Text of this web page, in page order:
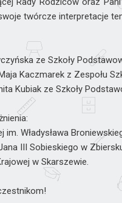
twórcze interpretacje
ze Szkoły
Kaczmarek z Zespołu
Kubiak ze Szkoły
Władysława
III Sobieskiego w
w Skarszewie.